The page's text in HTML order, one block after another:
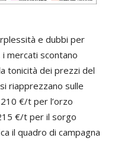
e dubbi per
i mercati scontano
tonicità dei prezzi del
riapprezzano sulle
€/t per l’orzo
€/t per il sorgo
il quadro di campagna